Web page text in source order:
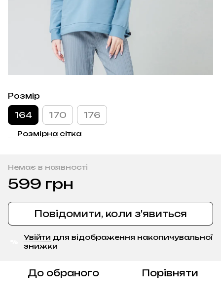
Розмір
164 170 176
Розмірна сітка
Немає в наявності
599 грн
Повідомити, коли з'явиться
Увійти для відображення накопичувальної
знижки
До обраного Порівняти